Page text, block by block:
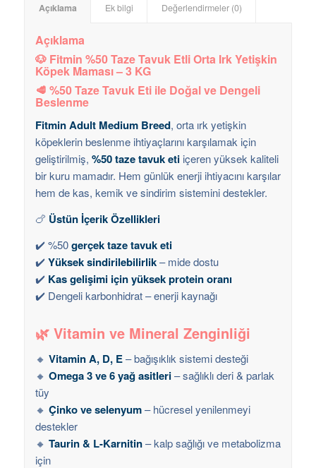
Açıklama Ek bilgi Değerlendirmeler (0)
Açıklama
🐶 Fitmin %50 Taze Tavuk Etli Orta Irk Yetişkin
Köpek Maması – 3 KG
🥩 %50 Taze Tavuk Eti ile Doğal ve Dengeli
Beslenme
Fitmin Adult Medium Breed, orta ırk yetişkin
köpeklerin beslenme ihtiyaçlarını karşılamak için
geliştirilmiş, %50 taze tavuk etiiçeren yüksek kaliteli
bir kuru mamadır. Hem günlük enerji ihtiyacını karşılar
hem de kas, kemik ve sindirim sistemini destekler.
🍗 Üstün İçerik Özellikleri
✔️ %50gerçek taze tavuk eti
✔️Yüksek sindirilebilirlik– mide dostu
✔️ Kas gelişimi için yüksek protein oranı
✔️ Dengeli karbonhidrat – enerji kaynağı
🌿 Vitamin ve Mineral Zenginliği
🔸 Vitamin A, D, E– bağışıklık sistemi desteği
🔸 Omega 3 ve 6 yağ asitleri– sağlıklı deri & parlak
tüy
🔸 Çinko ve selenyum– hücresel yenilenmeyi
destekler
🔸 Taurin & L-Karnitin– kalp sağlığı ve metabolizma
için